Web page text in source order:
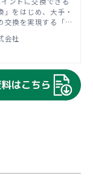
」をはじめ、大手・
交換を実現する「ポ
のご紹介資料で
会社